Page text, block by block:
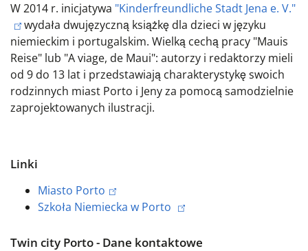
W 2014 r. inicjatywa "Kinderfreundliche Stadt Jena e. V."
wydała dwujęzyczną książkę dla dzieci w języku
niemieckim i portugalskim. Wielką cechą pracy "Mauis
Reise" lub "A viage, de Maui": autorzy i redaktorzy mieli
od 9 do 13 lat i przedstawiają charakterystykę swoich
rodzinnych miast Porto i Jeny za pomocą samodzielnie
zaprojektowanych ilustracji.
Linki
Miasto Porto
Szkoła Niemiecka w Porto
Twin city Porto - Dane kontaktowe